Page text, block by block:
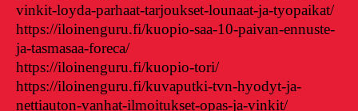
vinkit-loyda-parhaat-tarjoukset-lounaat-ja-tyopaikat/
https://iloinenguru.fi/kuopio-saa-10-paivan-ennuste-
ja-tasmasaa-foreca/
https://iloinenguru.fi/kuopio-tori/
https://iloinenguru.fi/kuvaputki-tvn-hyodyt-ja-
nettiauton-vanhat-ilmoitukset-opas-ja-vinkit/